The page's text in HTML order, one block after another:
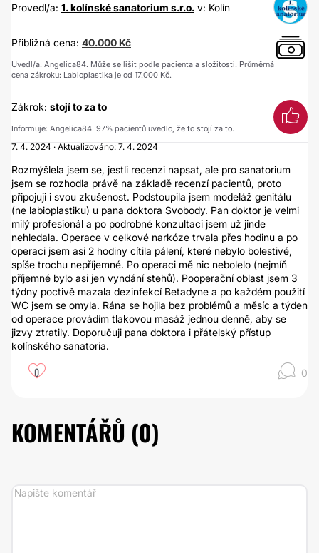
Provedl/a: 1. kolínské sanatorium s.r.o. v: Kolín
Přibližná cena: 40.000 Kč
Uvedl/a: Angelica84. Může se lišit podle pacienta a složitosti. Průměrná
cena zákroku: Labioplastika je od 17.000 Kč.
Zákrok: stojí to za to
Informuje: Angelica84. 97% pacientů uvedlo, že to stojí za to.
7. 4. 2024 · Aktualizováno: 7. 4. 2024
Rozmýšlela jsem se, jestli recenzi napsat, ale pro sanatorium
jsem se rozhodla právě na základě recenzí pacientů, proto
připojuji i svou zkušenost. Podstoupila jsem modeláž genitálu
(ne labioplastiku) u pana doktora Svobody. Pan doktor je velmi
milý profesionál a po podrobné konzultaci jsem už jinde
nehledala. Operace v celkové narkóze trvala přes hodinu a po
operaci jsem asi 2 hodiny cítila pálení, které nebylo bolestivé,
spíše trochu nepříjemné. Po operaci mě nic nebolelo (nejmíň
příjemné bylo asi jen vyndání stehů). Pooperační oblast jsem 3
týdny poctivě mazala dezinfekcí Betadyne a po každém použití
WC jsem se omyla. Rána se hojila bez problémů a měsíc a týden
od operace provádím tlakovou masáž jednou denně, aby se
jizvy ztratily. Doporučuji pana doktora i přátelský přístup
kolínského sanatoria.
0 0
KOMENTÁŘŮ (0)